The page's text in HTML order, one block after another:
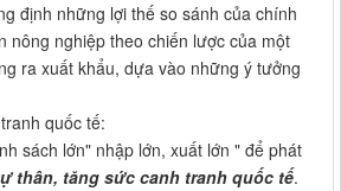
định những lợi thế so sánh của chính
nông nghiệp theo chiến lược của một
ra xuất khẩu, dựa vào những ý tưởng
quốc tế:
sách lớn" nhập lớn, xuất lớn " để phát
thân, tăng sức canh tranh quốc tế.